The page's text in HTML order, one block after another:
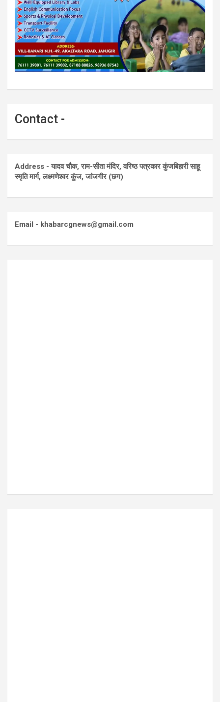
Contact -
Address - यादव चौक, राम-सीता मंदिर, वरिष्ठ पत्रकार कुंजबिहारी साहू
स्मृति मार्ग, लक्ष्मणेश्वर कुंज, जांजगीर (छग)
Email - khabarcgnews@gmail.com